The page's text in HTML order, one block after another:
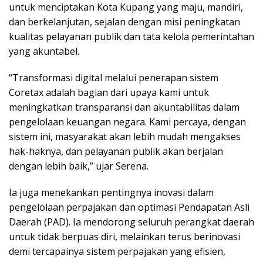
untuk menciptakan Kota Kupang yang maju, mandiri,
dan berkelanjutan, sejalan dengan misi peningkatan
kualitas pelayanan publik dan tata kelola pemerintahan
yang akuntabel.
“Transformasi digital melalui penerapan sistem
Coretax adalah bagian dari upaya kami untuk
meningkatkan transparansi dan akuntabilitas dalam
pengelolaan keuangan negara. Kami percaya, dengan
sistem ini, masyarakat akan lebih mudah mengakses
hak-haknya, dan pelayanan publik akan berjalan
dengan lebih baik,” ujar Serena.
Ia juga menekankan pentingnya inovasi dalam
pengelolaan perpajakan dan optimasi Pendapatan Asli
Daerah (PAD). Ia mendorong seluruh perangkat daerah
untuk tidak berpuas diri, melainkan terus berinovasi
demi tercapainya sistem perpajakan yang efisien,